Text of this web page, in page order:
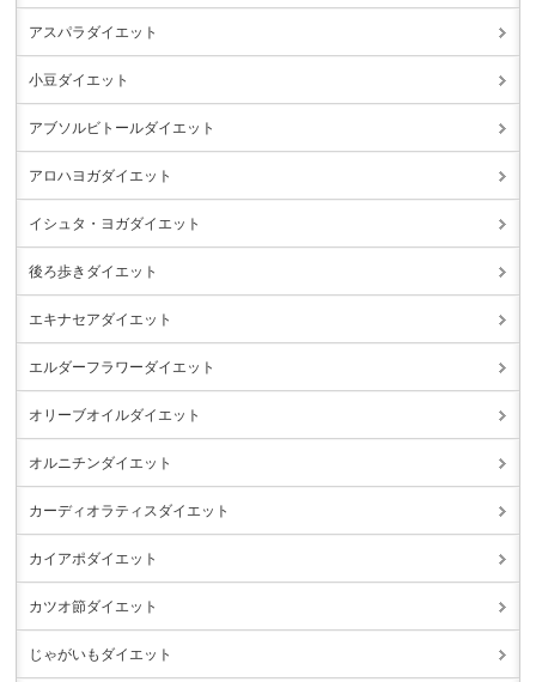
アスパラダイエット
小豆ダイエット
アブソルビトールダイエット
アロハヨガダイエット
イシュタ・ヨガダイエット
後ろ歩きダイエット
エキナセアダイエット
エルダーフラワーダイエット
オリーブオイルダイエット
オルニチンダイエット
カーディオラティスダイエット
カイアポダイエット
カツオ節ダイエット
じゃがいもダイエット